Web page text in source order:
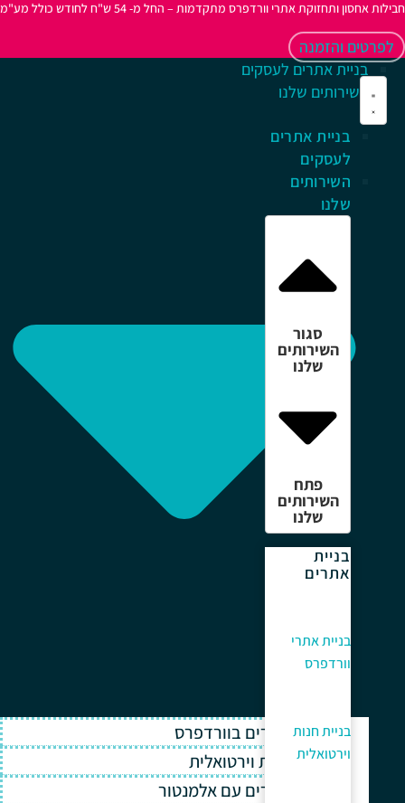
אחסון ותחזוקת אתרי וורדפרס מתקדמות – החל מ- 54 ש"ח לחודש כולל מע"מ
לפרטים והזמנה
בניית אתרים
לעסקים
השירותים
שלנו
סגור
השירותים
שלנו
פתח
השירותים
שלנו
בניית
אתרים
בניית אתרי
וורדפרס
בניית חנות
וירטואלית
בניית אתרים לעסקים
השירותים שלנו
בניית אתרים בוורדפרס
בניית חנות וירטואלית
בניית אתרים עם אלמנטור